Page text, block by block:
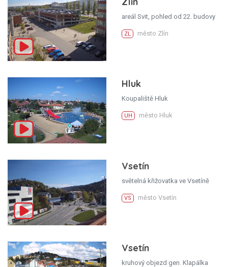
areál Svit, pohled od 22. budovy
ZL město Zlín
Hluk
Koupaliště Hluk
UH město Hluk
Vsetín
světelná křižovatka ve Vsetíně
VS město Vsetín
Vsetín
kruhový objezd gen. Klapálka